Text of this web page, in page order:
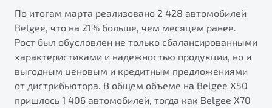
Универсальный кроссовер
от 2 499 990 ₽*
Запись на сервис
Калькулятор ТО
Клиентская поддержка
По итогам марта реализовано 2 428 автомобилей
Belgee, что на 21% больше, чем месяцем ранее.
Рост был обусловлен не только сбалансированными
характеристиками и надежностью продукции, но и
выгодным ценовым и кредитным предложениями
от дистрибьютора. В общем объеме на Belgee X50
пришлось 1 406 автомобилей, тогда как Belgee X70